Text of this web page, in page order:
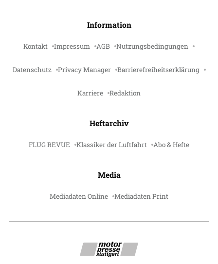
Information
Kontakt Impressum AGB Nutzungsbedingungen
Datenschutz Privacy Manager Barrierefreiheitserklärung
Karriere Redaktion
Heftarchiv
FLUG REVUE Klassiker der Luftfahrt Abo & Hefte
Media
Mediadaten Online Mediadaten Print